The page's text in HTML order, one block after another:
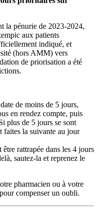
la pénurie de 2023-2024,
aux patients
indiqué, et
(hors AMM) vers
de priorisation a été
de moins de 5 jours,
en rendez compte, puis
plus de 5 jours se sont
faites la suivante au jour
être rattrapée dans les 4 jours
sautez-la et reprenez le
pharmacien ou à votre
compenser un oubli.